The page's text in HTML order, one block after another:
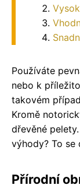
Používáte
nebo k
takovém
Kromě
dřevěné
výhody? To
Přírodní